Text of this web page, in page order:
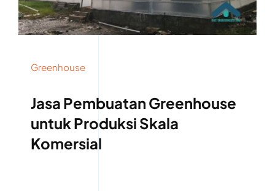
Greenhouse
Jasa Pembuatan Greenhouse
untuk Produksi Skala
Komersial